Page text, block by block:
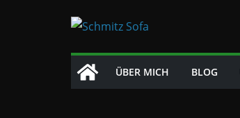
ÜBER MICH BLOG